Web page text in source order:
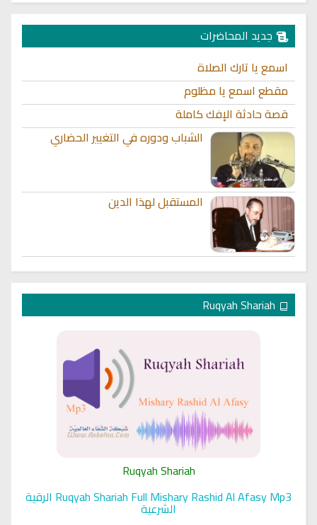
جديد المحاضرات
اسمع يا تارك الصلاة
مقطع اسمع يا مظلوم
قصة حادثة الإفك كاملة
الشباب ودوره في التغيير الحضاري
المستقبل لهذا الدين
Ruqyah Shariah
Ruqyah Shariah Full Mishary Rashid Al Afasy Mp3 الرقية
الشرعية